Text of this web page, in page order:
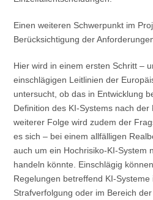
Einen weiteren Schwerpunkt im
Berücksichtigung der
Hier wird in einem ersten Schritt –
einschlägigen Leitlinien der
untersucht, ob das in Entwicklung
Definition des KI-Systems nach
weiterer Folge wird zudem der
es sich – bei einem allfälligen
auch um ein Hochrisiko-KI-System
handeln könnte. Einschlägig
Regelungen betreffend KI-Systeme
Strafverfolgung oder im Bereich